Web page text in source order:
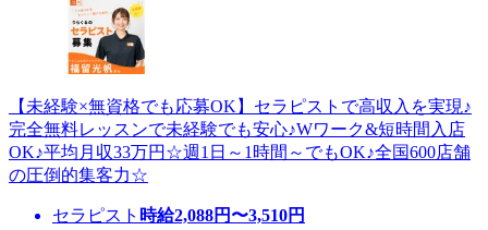
【未経験×無資格でも応募OK】セラピストで高収入を実現♪
完全無料レッスンで未経験でも安心♪Wワーク&短時間入店
OK♪平均月収33万円☆週1日～1時間～でもOK♪全国600店舗
の圧倒的集客力☆
セラピスト 時給2,088円〜3,510円